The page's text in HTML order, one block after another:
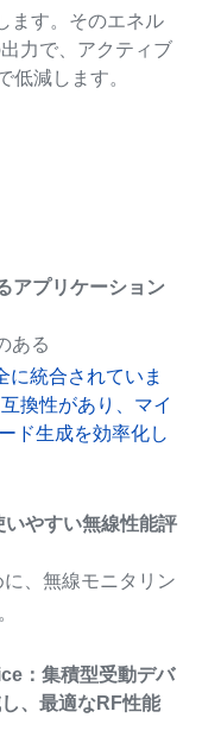
ます。そのエネル
力で、アクティブ
低減します。
アプリケーション
ある
に統合されていま
換性があり、マイ
ド生成を効率化し
やすい無線性能評
、無線モニタリン
：集積型受動デバ
、最適なRF性能